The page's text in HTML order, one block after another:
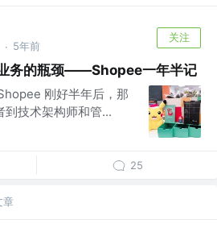
· 5年前
关注
务的瓶颈——Shopee一年半记
刚好半年后，那
到技术架构师和管...
25
章